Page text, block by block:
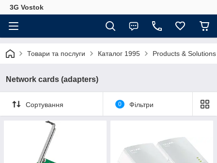
3G Vostok
Товари та послуги Каталог 1995 Products &
Network cards (adapters)
Сортування 0 Фільтри